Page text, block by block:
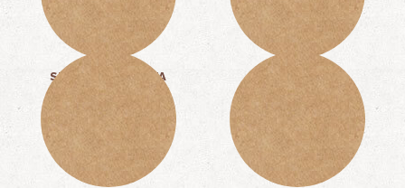
SEZONSKA SALATA
4,00 KM
PILEĆA SALATA
12,00 KM